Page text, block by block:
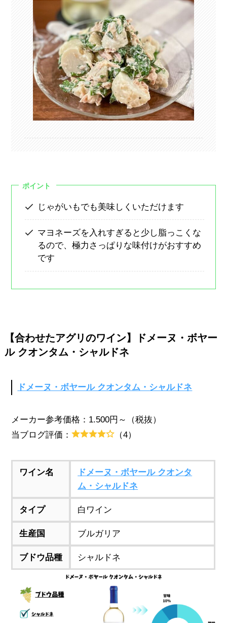
ポイント
じゃがいもでも美味しくいただけます
マヨネーズを入れすぎると少し脂っこくな
るので、極力さっぱりな味付けがおすすめ
です
【合わせたアグリのワイン】ドメーヌ・ボヤー
ル クオンタム・シャルドネ
ドメーヌ・ボヤール クオンタム・シャルドネ
メーカー参考価格：1.500円～（税抜）
当ブログ評価：
（4）
ワイン名
ドメーヌ・ボヤール クオンタ
ム・シャルドネ
タイプ 白ワイン
生産国 ブルガリア
ブドウ品種 シャルドネ